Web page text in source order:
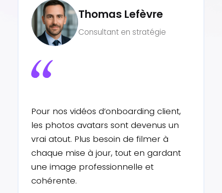
Sophie Lambert
Responsable communication
– Musée associatif
Nous avons utilisé Vidnoz photo
avatar pour créer un petit guide
animé de notre exposition. Le rendu
est fluide et engageant, les visiteurs
adorent ! C’est une façon moderne
de faire vivre la culture.